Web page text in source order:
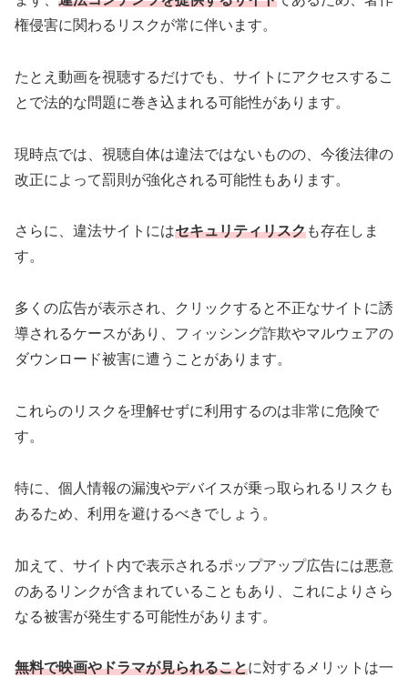
権侵害に関わるリスクが常に伴います。
たとえ動画を視聴するだけでも、サイトにアクセスするこ
とで法的な問題に巻き込まれる可能性があります。
現時点では、視聴自体は違法ではないものの、今後法律の
改正によって罰則が強化される可能性もあります。
さらに、違法サイトにはセキュリティリスクも存在しま
す。
多くの広告が表示され、クリックすると不正なサイトに誘
導されるケースがあり、フィッシング詐欺やマルウェアの
ダウンロード被害に遭うことがあります。
これらのリスクを理解せずに利用するのは非常に危険で
す。
特に、個人情報の漏洩やデバイスが乗っ取られるリスクも
あるため、利用を避けるべきでしょう。
加えて、サイト内で表示されるポップアップ広告には悪意
のあるリンクが含まれていることもあり、これによりさら
なる被害が発生する可能性があります。
無料で映画やドラマが見られることに対するメリットは一